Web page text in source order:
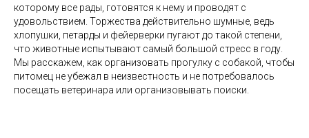
которому все рады, готовятся к нему и проводят с
удовольствием. Торжества действительно шумные, ведь
хлопушки, петарды и фейерверки пугают до такой степени,
что животные испытывают самый большой стресс в году.
Мы расскажем, как организовать прогулку с собакой, чтобы
питомец не убежал в неизвестность и не потребовалось
посещать ветеринара или организовывать поиски.